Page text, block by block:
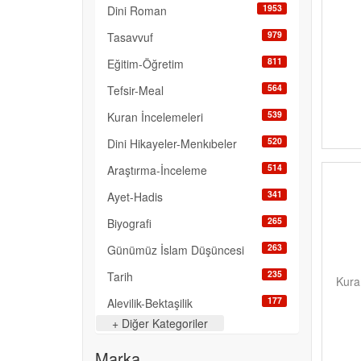
Dini Roman 1953
Tasavvuf 979
Eğitim-Öğretim 811
Tefsir-Meal 564
Kuran İncelemeleri 539
Dini Hikayeler-Menkıbeler 520
Araştırma-İnceleme 514
Ayet-Hadis 341
Biyografi 265
Günümüz İslam Düşüncesi 263
Tarih 235
Alevilik-Bektaşilik 177
Diğer
Kuranı Kerim
+ Diğer Kategoriler